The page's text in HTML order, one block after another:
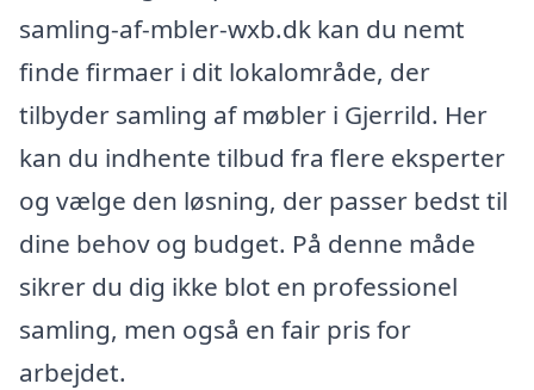
samling-af-mbler-wxb.dk kan du nemt
finde firmaer i dit lokalområde, der
tilbyder samling af møbler i Gjerrild. Her
kan du indhente tilbud fra flere eksperter
og vælge den løsning, der passer bedst til
dine behov og budget. På denne måde
sikrer du dig ikke blot en professionel
samling, men også en fair pris for
arbejdet.